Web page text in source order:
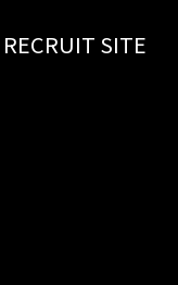
RECRUIT SITE